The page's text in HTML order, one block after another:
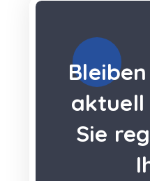
aktuell
Sie